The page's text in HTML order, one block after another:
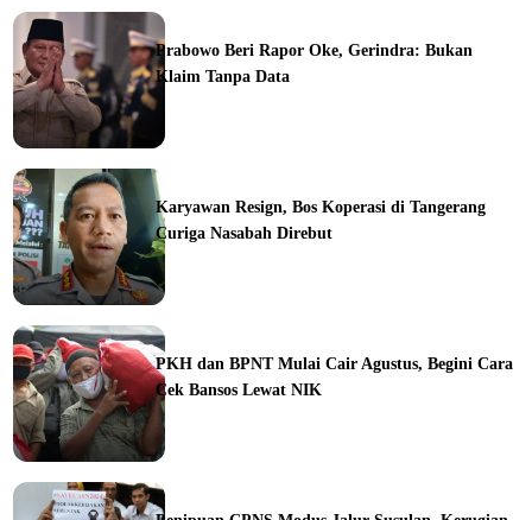
Prabowo Beri Rapor Oke, Gerindra: Bukan
Klaim Tanpa Data
Karyawan Resign, Bos Koperasi di Tangerang
Curiga Nasabah Direbut
PKH dan BPNT Mulai Cair Agustus, Begini Cara
Cek Bansos Lewat NIK